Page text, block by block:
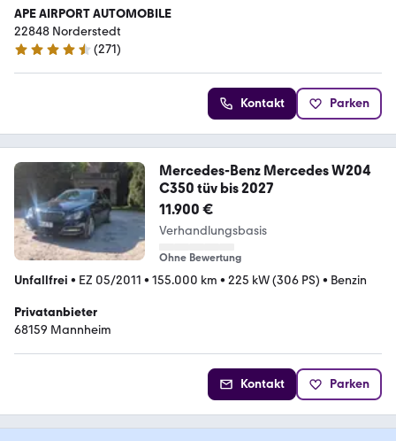
APE AIRPORT AUTOMOBILE
22848 Norderstedt
4.7 Sterne
(271)
Kontakt Parken
Mercedes-Benz Mercedes W204
C350 tüv bis 2027
11.900 €
Verhandlungsbasis
Ohne Bewertung
Unfallfrei • EZ 05/2011 • 155.000 km • 225 kW (306 PS) • Benzin
Privatanbieter
68159 Mannheim
Kontakt Parken